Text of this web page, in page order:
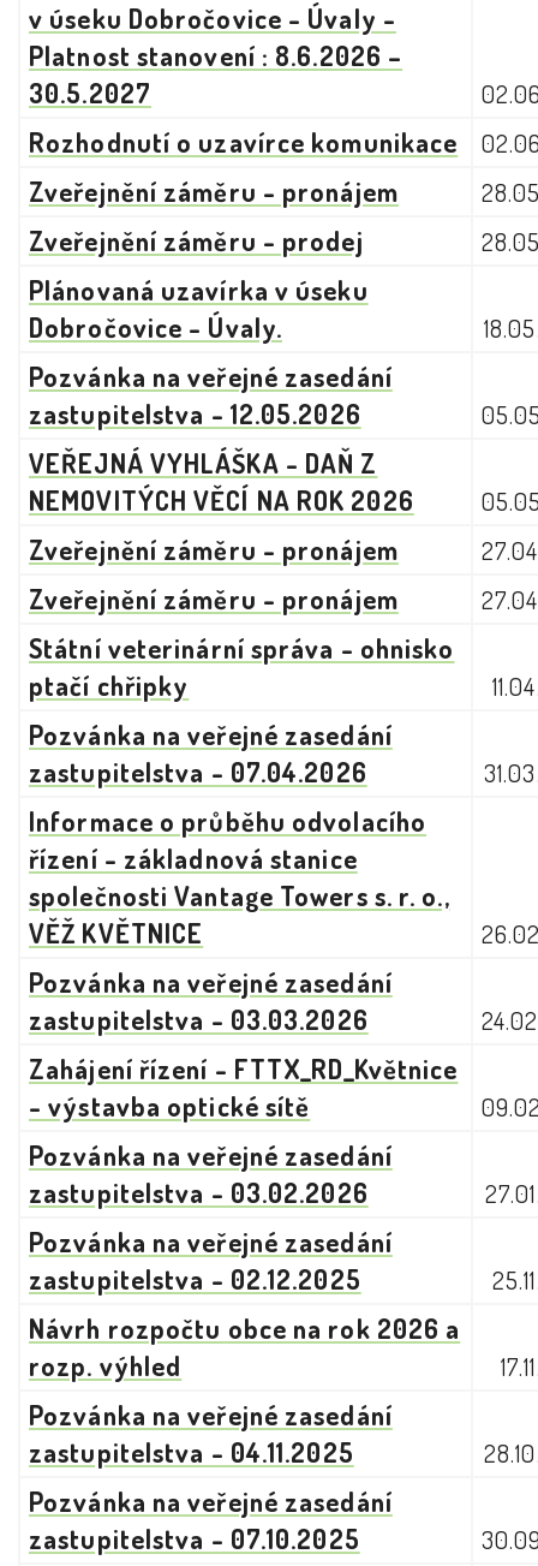
v úseku Dobročovice - Úvaly -
Platnost stanovení : 8.6.2026 –
30.5.2027
Rozhodnutí o uzavírce komunikace
Zveřejnění záměru - pronájem
Zveřejnění záměru - prodej
Plánovaná uzavírka v úseku
Dobročovice - Úvaly.
Pozvánka na veřejné zasedání
zastupitelstva - 12.05.2026
VEŘEJNÁ VYHLÁŠKA - DAŇ Z
NEMOVITÝCH VĚCÍ NA ROK 2026
Zveřejnění záměru - pronájem
Zveřejnění záměru - pronájem
Státní veterinární správa - ohnisko
ptačí chřipky
Pozvánka na veřejné zasedání
zastupitelstva - 07.04.2026
Informace o průběhu odvolacího
řízení - základnová stanice
společnosti Vantage Towers s. r. o.,
VĚŽ KVĚTNICE
Pozvánka na veřejné zasedání
zastupitelstva - 03.03.2026
Zahájení řízení - FTTX_RD_Květnice
- výstavba optické sítě
Pozvánka na veřejné zasedání
zastupitelstva - 03.02.2026
Pozvánka na veřejné zasedání
zastupitelstva - 02.12.2025
Návrh rozpočtu obce na rok 2026 a
rozp. výhled
Pozvánka na veřejné zasedání
zastupitelstva - 04.11.2025
Pozvánka na veřejné zasedání
zastupitelstva - 07.10.2025